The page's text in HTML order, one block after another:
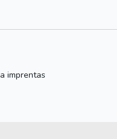
imprentas